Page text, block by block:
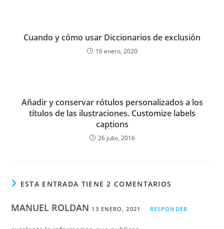
Cuando y cómo usar Diccionarios de exclusión
16 enero, 2020
Añadir y conservar rótulos personalizados a los
títulos de las ilustraciones. Customize labels
captions
26 julio, 2016
ESTA ENTRADA TIENE 2 COMENTARIOS
MANUEL ROLDAN 13 ENERO, 2021 RESPONDER